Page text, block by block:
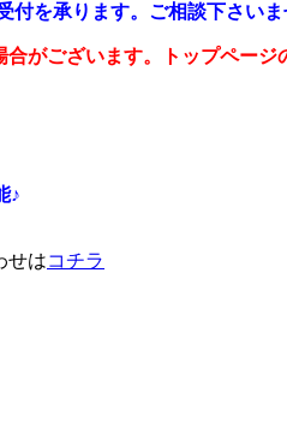
付を承ります。ご相談下さいま
がございます。トップページ
♪
せはコチラ